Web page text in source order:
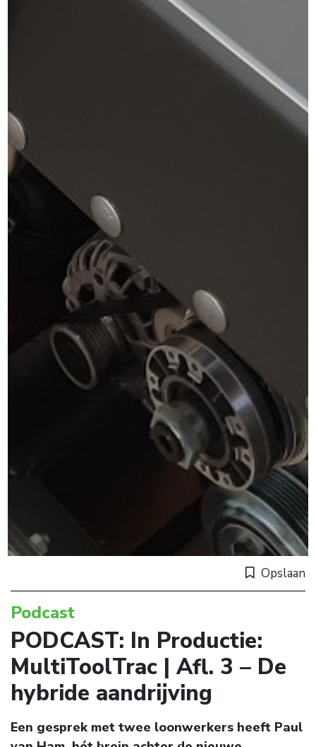
Opslaan
Podcast
PODCAST: In Productie:
MultiToolTrac | Afl. 3 – De
hybride aandrijving
Een gesprek met twee loonwerkers heeft Paul